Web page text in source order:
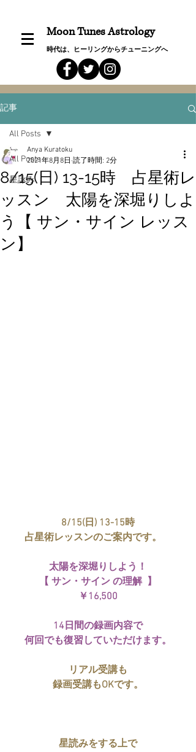
Moon Tunes Astrology
時代は、ヒーリングからチューニングへ
記事
All Posts
星詠み
All Posts
8/15(日) 13-15時 占星術レ
ッスン 太陽を深堀りしよ
う【 サン・サイン レッス
ン】
Anya Kuratoku
2021年8月8日 読了時間: 2分
8/15(日) 13-15時
占星術レッスンのご案内です。
太陽を深堀りしよう！
【 サン・サイン の理解  】
￥16,500
14日間の録画内容で
何回でも復習していただけます。
リアル受講も
録画受講もOKです。
星読みをする上で